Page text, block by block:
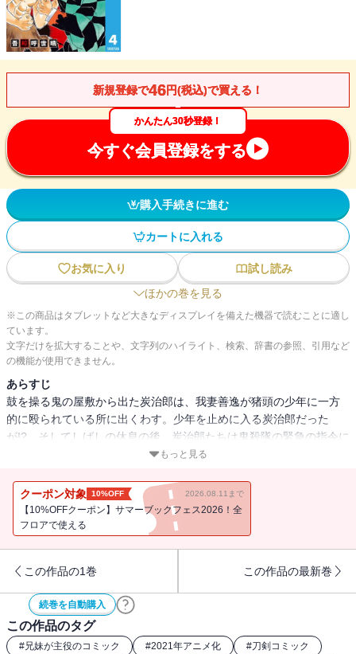
新規登録で46円(税込)で買える！
かんたん30秒登録！
今すぐ会員登録をする
購入手続きに進む
カートに入れる
お気に入り
試し読み
ほかの巻を見る
※この商品はタブレットなど大きなディスプレイを備えた機器で読むことに適し
ています。
文字だけを拡大することや、文字列のハイライト、検索、辞書の参照、引用など
の機能が使用できません。
あらすじ
鼓を操る鬼の屋敷から出た炭治郎は、我妻善逸が猪頭の少年に一方
的に殴られている所に出くわす。少年を止めに入る炭治郎だった
が!? そしてしばしの休息の後、炭治郎たちは鬼殺隊の緊急の指令に
より、不気味な山へ向かう!! そこに潜んでいたのは…!?
もっと見る
クーポン対象 10%OFF 2026.08.11まで
【10%OFFクーポン】サマーブックフェス2026！全
フロアで使える
この作品の1巻 この作品の最新巻
続巻を自動購入
この作品のタグ
#兄妹が主役のコミック #2021年アニメ化 #刀剣コミック